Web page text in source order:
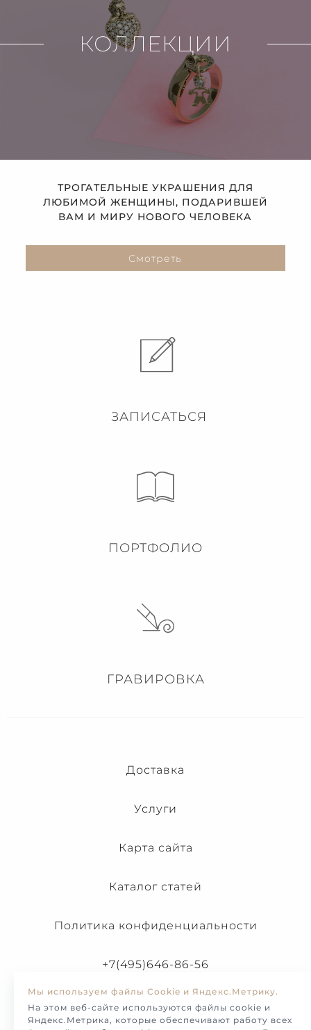
КОЛЛЕКЦИИ
ТРОГАТЕЛЬНЫЕ УКРАШЕНИЯ ДЛЯ
ЛЮБИМОЙ ЖЕНЩИНЫ, ПОДАРИВШЕЙ
ВАМ И МИРУ НОВОГО ЧЕЛОВЕКА
Смотреть
ЗАПИСАТЬСЯ
ПОРТФОЛИО
ГРАВИРОВКА
Доставка
Услуги
Карта сайта
Каталог статей
Политика конфиденциальности
+7(495)646-86-56
Мы используем файлы Cookie и Яндекс.Метрику.
На этом веб-сайте используются файлы cookie и
Яндекс.Метрика, которые обеспечивают работу всех